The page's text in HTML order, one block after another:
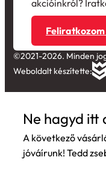
©2021-2026. Minden
Weboldalt készítette:
A következő
jóváírunk! Tedd